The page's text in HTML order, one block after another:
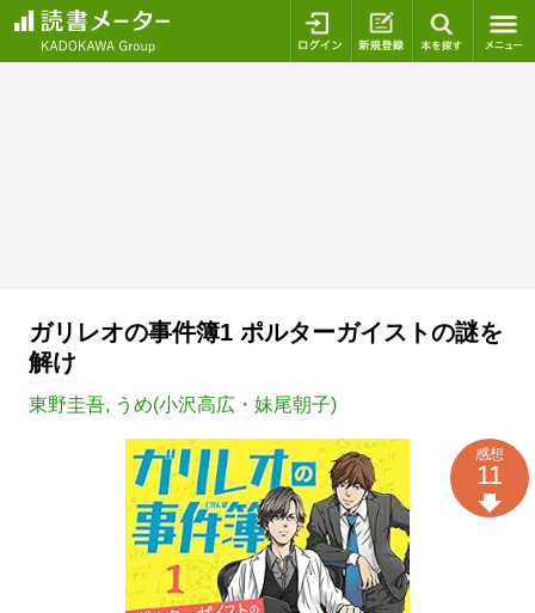
ログイン 新規登録
ガリレオの事件簿1 ポルターガイストの謎を
解け
東野圭吾, うめ(小沢高広・妹尾朝子)
感想
11